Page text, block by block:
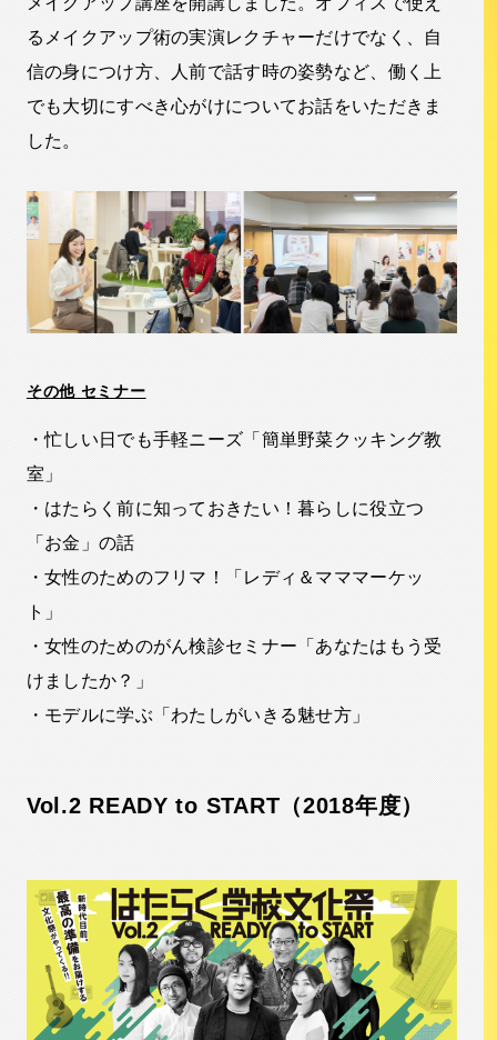
るメイクアップ術の実演レクチャーだけでなく、自
信の身につけ方、人前で話す時の姿勢など、働く上
でも大切にすべき心がけについてお話をいただきま
した。
その他 セミナー
・忙しい日でも手軽ニーズ「簡単野菜クッキング教
室」
・はたらく前に知っておきたい！暮らしに役立つ
「お金」の話
・女性のためのフリマ！「レディ＆マママーケッ
ト」
・女性のためのがん検診セミナー「あなたはもう受
けましたか？」
・モデルに学ぶ「わたしがいきる魅せ方」
Vol.2 READY to START（2018年度）